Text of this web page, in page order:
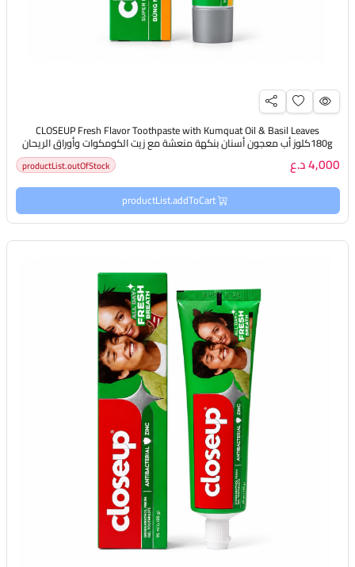
CLOSEUP Fresh Flavor Toothpaste with Kumquat Oil & Basil Leaves
180gكلوز أب معجون أسنان بنكهة منعشة مع زيت الكومكوات وأوراق الريحان
4,000 د.ع productList.outOfStock
productList.addToCart